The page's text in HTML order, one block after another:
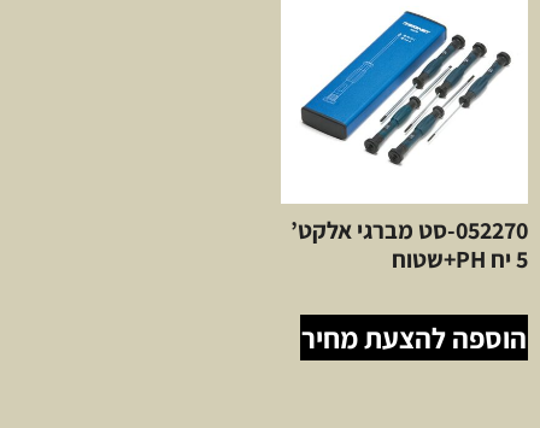
052270-סט מברגי אלקט’
5 יח PH+שטוח
הוספה להצעת מחיר